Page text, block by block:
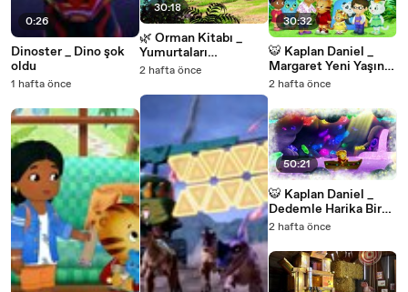
0:26
Dinoster _ Dino şok
oldu
1 hafta önce
30:18
🌿 Orman Kitabı _
Yumurtaları
Korumaya Yardım! 🥚
2 hafta önce
30:32
🐯 Kaplan Daniel _
Margaret Yeni Yaşını
Kutluyor! 🥳🎂
2 hafta önce
50:21
🐯 Kaplan Daniel _
Dedemle Harika Bir
Gün Geçirdik🏡💚
2 hafta önce